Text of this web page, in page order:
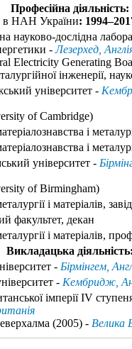
Професійна діяльність:
в НАН України:
науково-дослідна
-Лезерхед,
Electricity Generating
інженерії,
університет -
of Cambridge)
і
і
університет -
of Birmingham)
і матеріалів,
факультет, декан
і матеріалів,
Викладацька
- Бірмінгем,
- Кембридж,
імперії IV
(2005) - Велика